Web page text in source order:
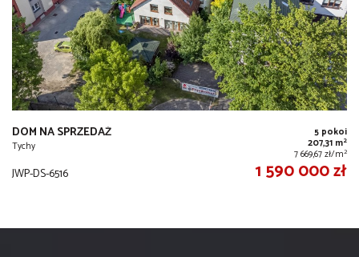
DOM NA SPRZEDAŻ
Tychy
5 pokoi
207,31 m2
7 669,67 zł/m2
JWP-DS-6516 1 590 000 zł